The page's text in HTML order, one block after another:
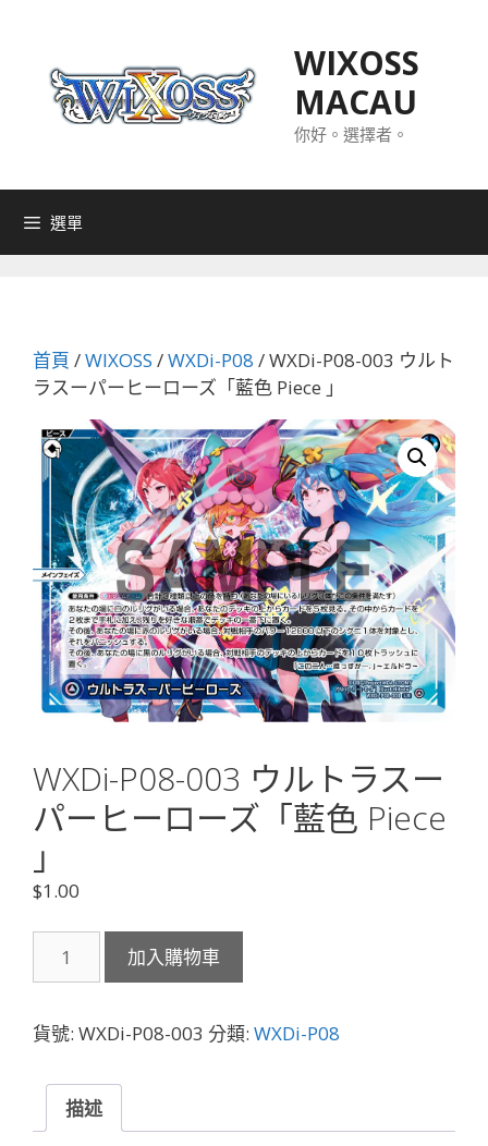
WIXOSS
MACAU
你好。選擇者。
選單
首頁 /WIXOSS /WXDi-P08 / WXDi-P08-003 ウルト
ラスーパーヒーローズ「藍色 Piece 」
WXDi-P08-003 ウルトラスー
パーヒーローズ「藍色 Piece
」
$1.00
P08-
ウ
ト
ス
加入購物車
貨號: WXDi-P08-003 分類: WXDi-P08
描述